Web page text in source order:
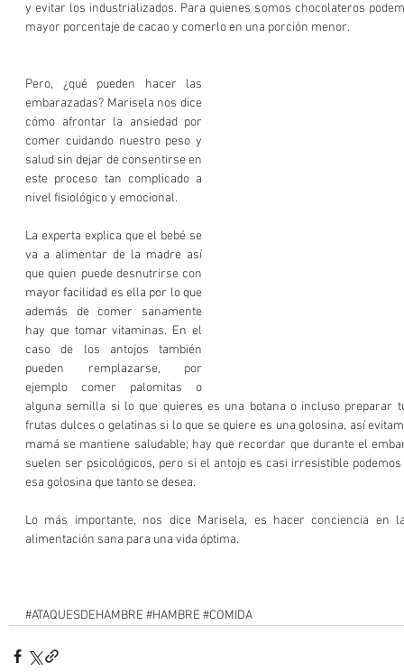
y evitar los industrializados. Para quienes somos chocolateros
mayor porcentaje de cacao y comerlo en una porción menor.
Pero, ¿qué pueden hacer las
embarazadas? Marisela nos dice
cómo afrontar la ansiedad por
comer cuidando nuestro peso y
salud sin dejar de consentirse en
este proceso tan complicado a
nivel fisiológico y emocional.
La experta explica que el bebé se
va a alimentar de la madre así
que quien puede desnutrirse con
mayor facilidad es ella por lo que
además de comer sanamente
hay que tomar vitaminas. En el
caso de los antojos también
pueden remplazarse, por
ejemplo comer palomitas o
alguna semilla si lo que quieres es una botana o incluso preparar
frutas dulces o gelatinas si lo que se quiere es una golosina, así
mamá se mantiene saludable; hay que recordar que durante el
suelen ser psicológicos, pero si el antojo es casi irresistible
esa golosina que tanto se desea.
Lo más importante, nos dice Marisela, es hacer conciencia en
alimentación sana para una vida óptima.
#ATAQUESDEHAMBRE #HAMBRE #COMIDA